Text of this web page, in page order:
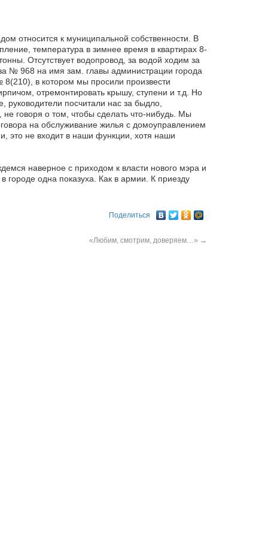
относится к муниципальной собственности. В
температура в зимнее время в квартирах 8-
Отсутствует водопровод, за водой ходим за
№ 968 на имя зам. главы администрации города
в котором мы просили произвести
отремонтировать крышу, ступени и т.д. Но
посчитали нас за быдло,
говоря о том, чтобы сделать что-нибудь. Мы
на обслуживание жилья с домоуправлением
это не входит в наши функции, хотя наши
наверное с приходом к власти нового мэра и
городе одна показуха. Как в армии. К приезду
Поделиться
«Любим, смотрим, доверяем…» →